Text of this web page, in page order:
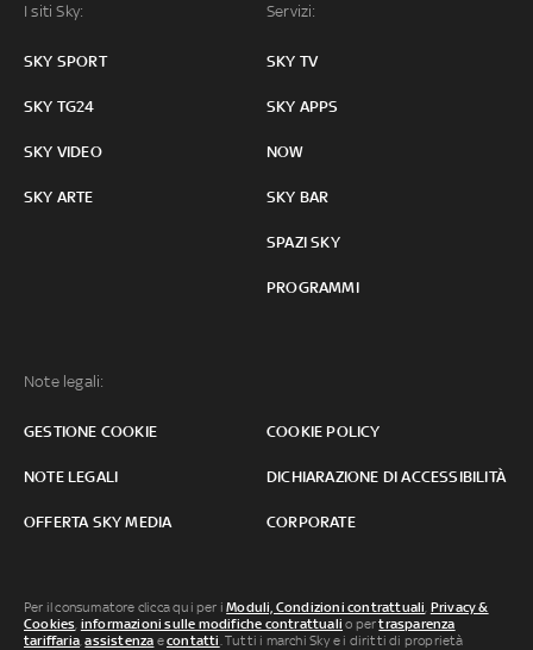
I siti Sky:
SKY SPORT
SKY TG24
SKY VIDEO
SKY ARTE
Servizi:
SKY TV
SKY APPS
NOW
SKY BAR
SPAZI SKY
PROGRAMMI
Note legali:
GESTIONE COOKIE COOKIE POLICY
NOTE LEGALI DICHIARAZIONE DI ACCESSIBILITÀ
OFFERTA SKY MEDIA CORPORATE
Per il consumatore clicca qui per iModuli, Condizioni contrattuali, Privacy &
Cookies, informazioni sulle modifiche contrattuali o pertrasparenza
tariffaria,assistenza econtatti. Tutti i marchi Sky e i diritti di proprietà